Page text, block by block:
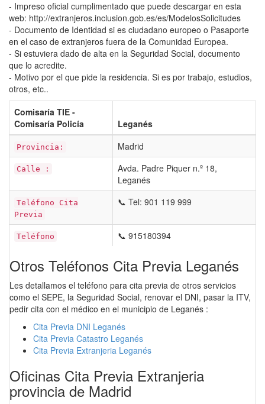
- Impreso oficial cumplimentado que puede descargar en esta
web: http://extranjeros.inclusion.gob.es/es/ModelosSolicitudes
- Documento de Identidad si es ciudadano europeo o Pasaporte
en el caso de extranjeros fuera de la Comunidad Europea.
- Si estuviera dado de alta en la Seguridad Social, documento
que lo acredite.
- Motivo por el que pide la residencia. Si es por trabajo, estudios,
otros, etc..
Comisaría TIE -
Comisaría Policía
Leganés
Provincia: Madrid
Calle :
Avda. Padre Piquer n.º 18,
Leganés
Teléfono Cita
Previa
📞 Tel: 901 119 999
Teléfono 📞 915180394
Otros Teléfonos Cita Previa Leganés
Les detallamos el teléfono para cita previa de otros servicios
como el SEPE, la Seguridad Social, renovar el DNI, pasar la ITV,
pedir cita con el médico en el municipio de Leganés :
Cita Previa DNI Leganés
Cita Previa Catastro Leganés
Cita Previa Extranjeria Leganés
Oficinas Cita Previa Extranjeria
provincia de Madrid